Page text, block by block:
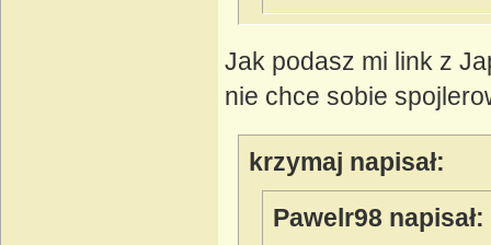
Jak podasz mi link z
nie chce sobie
krzymaj napisał:
Pawelr98 napisał: